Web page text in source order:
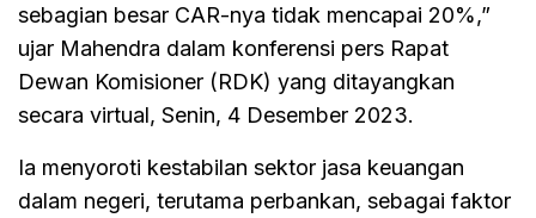
sebagian besar CAR-nya tidak mencapai 20%,”
ujar Mahendra dalam konferensi pers Rapat
Dewan Komisioner (RDK) yang ditayangkan
secara virtual, Senin, 4 Desember 2023.
Ia menyoroti kestabilan sektor jasa keuangan
dalam negeri, terutama perbankan, sebagai faktor